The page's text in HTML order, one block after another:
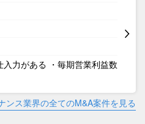
入力がある ・毎期営業利益数
ンス業界の全てのM&A案件を見る